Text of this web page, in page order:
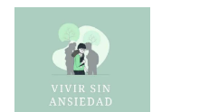
Saltar
contenido